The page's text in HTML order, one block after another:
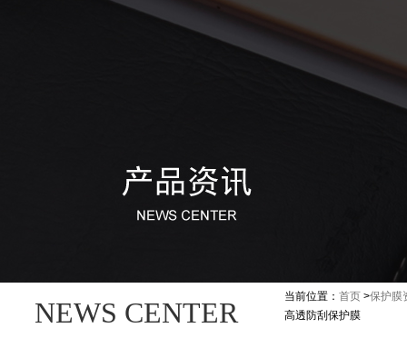
NEWS CENTER 当前位置： 首页 >保护膜
高透防刮保护膜